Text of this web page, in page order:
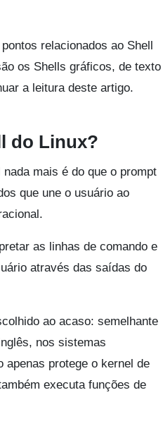
relacionados ao Shell
os Shells gráficos, de texto
a leitura deste artigo.
do Linux?
mais é do que o prompt
que une o usuário ao
as linhas de comando e
através das saídas do
ao acaso: semelhante
nos sistemas
apenas protege o kernel de
executa funções de